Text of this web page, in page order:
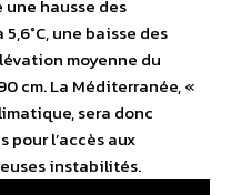
hausse des
une baisse des
moyenne du
cm. La Méditerranée, «
sera donc
pour l’accès aux
instabilités.